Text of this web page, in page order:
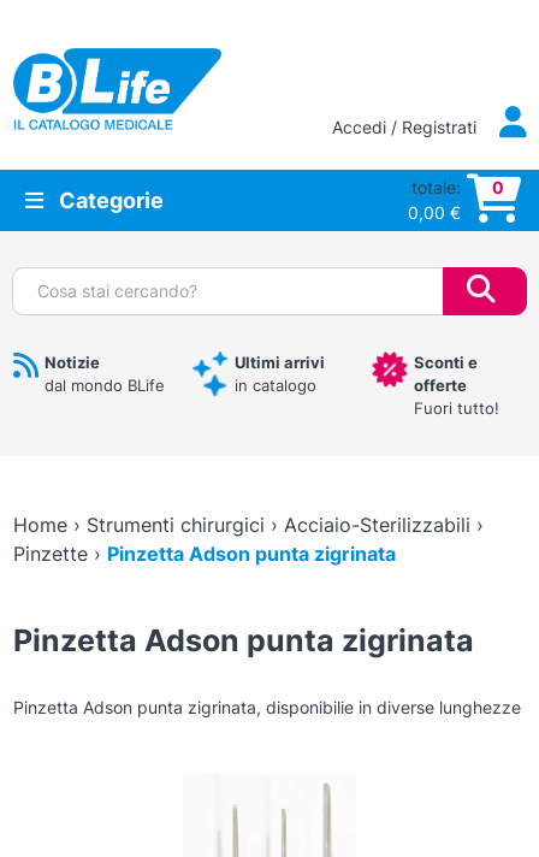
Vai al contenuto principale
Accedi / Registrati
Categorie
totale:
0,00 €
0
Cerca:
Notizie
dal mondo BLife
Ultimi arrivi
in catalogo
Sconti e
offerte
Fuori tutto!
Home› Strumenti chirurgici › Acciaio-Sterilizzabili ›
Pinzette› Pinzetta Adson punta zigrinata
Pinzetta Adson punta zigrinata
Pinzetta Adson punta zigrinata, disponibilie in diverse lunghezze